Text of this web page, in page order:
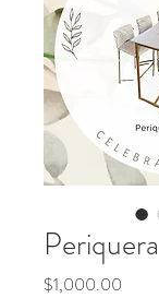
Periquera
$1,000.00